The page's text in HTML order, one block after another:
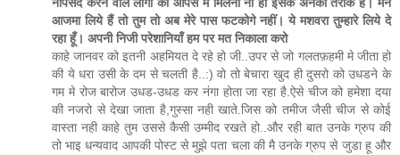
नापसंद करने वाले लोगों का आपस में मिलना ना हो इसके अनेकों तरीके हैं। मैंने
आजमा लिये हैं तो तुम तो अब मेरे पास फटकोगे नहीं। ये मशवरा तुम्हारे लिये दे
रहा हूँ। अपनी निजी परेशानियाँ हम पर मत निकाला करो
काहे जानवर को इतनी अहमियत दे रहे हो जी..उपर से जो गलतफ़हमी मे जीता हो
की ये धरा उसी के दम से चलती है..:) वो तो बेचारा खुद ही दुसरो को उधडने के
गम मे रोज बारोज उधड-उधड कर नंगा होता जा रहा है.ऐसे चीज को हमेशा दया
की नजरो से देखा जाता है,गुस्सा नही खाते.जिस को तमीज जैसी चीज से कोई
वास्ता नही काहे तुम उससे कैसी उम्मीद रखते हो..और रही बात उनके ग्रुप की
तो भाइ धन्यवाद आपकी पोस्ट से मुझे पता चला की मै उनके ग्रुप से जुडा हू और